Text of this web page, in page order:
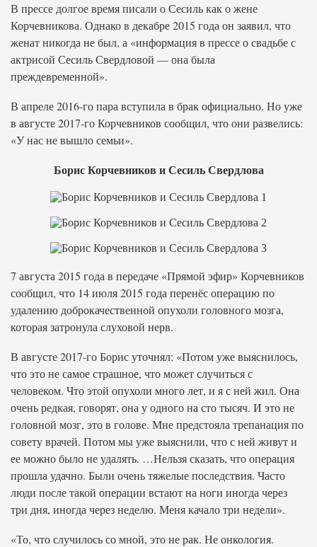
В прессе долгое время писали о Сесиль как о жене
Корчевникова. Однако в декабре 2015 года он заявил, что
женат никогда не был, а «информация в прессе о свадьбе с
актрисой Сесиль Свердловой — она была
преждевременной».
В апреле 2016-го пара вступила в брак официально. Но уже
в августе 2017-го Корчевников сообщил, что они развелись:
«У нас не вышло семьи».
Борис Корчевников и Сесиль Свердлова
7 августа 2015 года в передаче «Прямой эфир» Корчевников
сообщил, что 14 июля 2015 года перенёс операцию по
удалению доброкачественной опухоли головного мозга,
которая затронула слуховой нерв.
В августе 2017-го Борис уточнял: «Потом уже выяснилось,
что это не самое страшное, что может случиться с
человеком. Что этой опухоли много лет, и я с ней жил. Она
очень редкая, говорят, она у одного на сто тысяч. И это не
головной мозг, это в голове. Мне предстояла трепанация по
совету врачей. Потом мы уже выяснили, что с ней живут и
ее можно было не удалять. …Нельзя сказать, что операция
прошла удачно. Были очень тяжелые последствия. Часто
люди после такой операции встают на ноги иногда через
три дня, иногда через неделю. Меня качало три недели».
«То, что случилось со мной, это не рак. Не онкология.